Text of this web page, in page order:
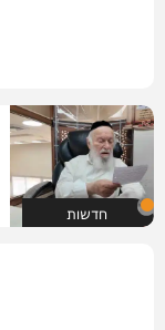
חדשות